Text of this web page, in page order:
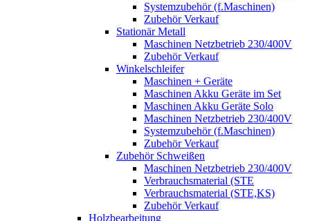
Systemzubehör (f.Maschinen)
Zubehör Verkauf
Stationär Metall
Maschinen Netzbetrieb 230/400V
Zubehör Verkauf
Winkelschleifer
Maschinen + Geräte
Maschinen Akku Geräte im Set
Maschinen Akku Geräte Solo
Maschinen Netzbetrieb 230/400V
Systemzubehör (f.Maschinen)
Zubehör Verkauf
Zubehör Schweißen
Maschinen Netzbetrieb 230/400V
Verbrauchsmaterial (STE
Verbrauchsmaterial (STE,KS)
Zubehör Verkauf
Holzbearbeitung